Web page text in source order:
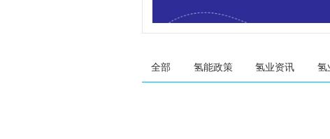
全部 氢能政策 氢业资讯 氢